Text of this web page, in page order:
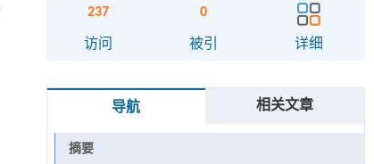
237
访问
0
被引 详细
导航 相关文章
摘要